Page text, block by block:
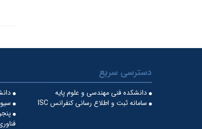
دسترسی سریع
دانشکده فنی مهندسی و علوم پایه
سامانه ثبت و اطلاع رسانی کنفرانس ISC